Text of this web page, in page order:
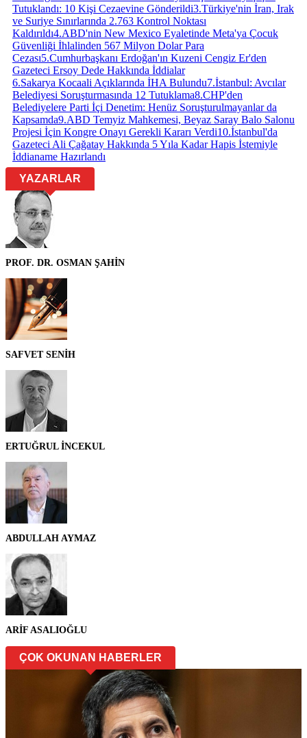
Tutuklandı: 10 Kişi Cezaevine Gönderildi3.Türkiye'nin İran, Irak
ve Suriye Sınırlarında 2.763 Kontrol Noktası
Kaldırıldı4.ABD'nin New Mexico Eyaletinde Meta'ya Çocuk
Güvenliği İhlalinden 567 Milyon Dolar Para
Cezası5.Cumhurbaşkanı Erdoğan'ın Kuzeni Cengiz Er'den
Gazeteci Ersoy Dede Hakkında İddialar
6.Sakarya Kocaali Açıklarında İHA Bulundu7.İstanbul: Avcılar
Belediyesi Soruşturmasında 12 Tutuklama8.CHP'den
Belediyelere Parti İçi Denetim: Henüz Soruşturulmayanlar da
Kapsamda9.ABD Temyiz Mahkemesi, Beyaz Saray Balo Salonu
Projesi İçin Kongre Onayı Gerekli Kararı Verdi10.İstanbul'da
Gazeteci Ali Çağatay Hakkında 5 Yıla Kadar Hapis İstemiyle
İddianame Hazırlandı
YAZARLAR
PROF. DR. OSMAN ŞAHİN
SAFVET SENİH
ERTUĞRUL İNCEKUL
ABDULLAH AYMAZ
ARİF ASALIOĞLU
ÇOK OKUNAN HABERLER